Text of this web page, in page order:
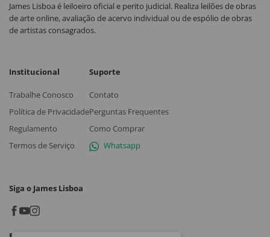
James Lisboa é leiloeiro oficial e perito judicial. Realiza leilões de obras
de arte online, avaliação de acervo individual ou de espólio de obras
de artistas consagrados.
Institucional
Trabalhe Conosco
Política de Privacidade
Regulamento
Termos de Serviço
Suporte
Contato
Perguntas Frequentes
Como Comprar
Whatsapp
Siga o James Lisboa